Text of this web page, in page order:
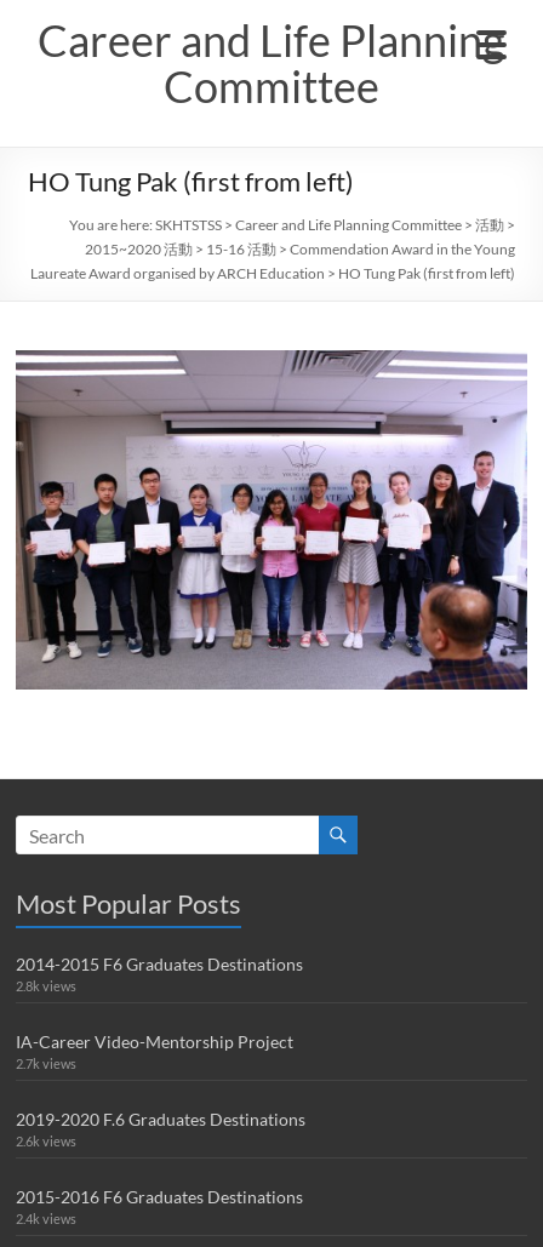
contentCareer and Life Planning
Committee
HO Tung Pak (first from left)
You are here:SKHTSTSS >Career and Life Planning Committee >活動 >
2015~2020 活動 > 15-16 活動 >Commendation Award in the Young
Laureate Award organised by ARCH Education > HO Tung Pak (first from left)
Most Popular Posts
2014-2015 F6 Graduates Destinations
2.8k views
IA-Career Video-Mentorship Project
2.7k views
2019-2020 F.6 Graduates Destinations
2.6k views
2015-2016 F6 Graduates Destinations
2.4k views